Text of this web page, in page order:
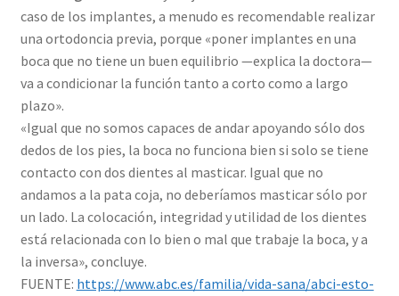
caso de los implantes, a menudo es recomendable realizar
una ortodoncia previa, porque «poner implantes en una
boca que no tiene un buen equilibrio —explica la doctora—
va a condicionar la función tanto a corto como a largo
plazo».
«Igual que no somos capaces de andar apoyando sólo dos
dedos de los pies, la boca no funciona bien si solo se tiene
contacto con dos dientes al masticar. Igual que no
andamos a la pata coja, no deberíamos masticar sólo por
un lado. La colocación, integridad y utilidad de los dientes
está relacionada con lo bien o mal que trabaje la boca, y a
la inversa», concluye.
FUENTE: https://www.abc.es/familia/vida-sana/abci-esto-